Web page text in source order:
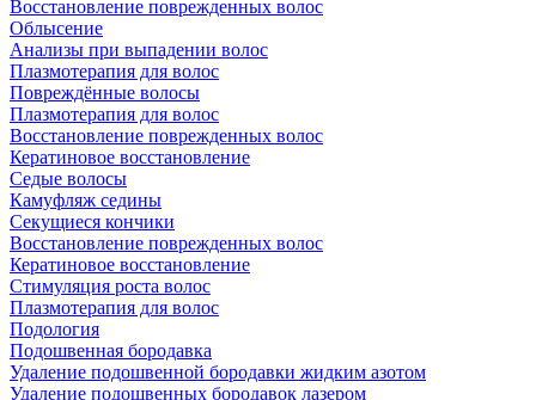
Восстановление поврежденных волос
Облысение
Анализы при выпадении волос
Плазмотерапия для волос
Повреждённые волосы
Плазмотерапия для волос
Восстановление поврежденных волос
Кератиновое восстановление
Седые волосы
Камуфляж седины
Секущиеся кончики
Восстановление поврежденных волос
Кератиновое восстановление
Стимуляция роста волос
Плазмотерапия для волос
Подология
Подошвенная бородавка
Удаление подошвенной бородавки жидким азотом
Удаление подошвенных бородавок лазером